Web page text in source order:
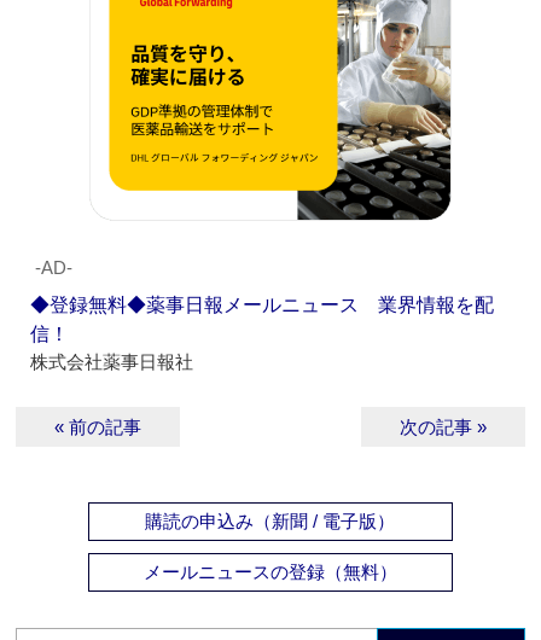
‐AD‐
◆登録無料◆薬事日報メールニュース 業界情報を配
信！
株式会社薬事日報社
« 前の記事 次の記事 »
購読の申込み（新聞 / 電子版）
メールニュースの登録（無料）